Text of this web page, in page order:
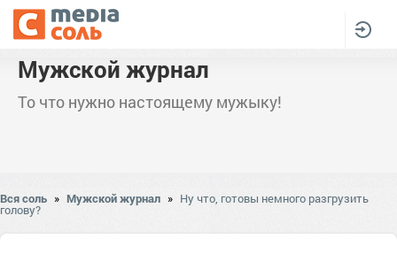
Мужской журнал
То что нужно настоящему мужыку!
Вся соль » Мужской журнал » Ну что, готовы немного разгрузить
голову?